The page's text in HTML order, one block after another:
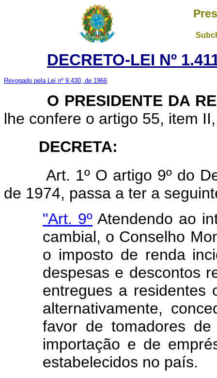
DECRETO-LEI Nº
Revogado pela Lei nº 9.430, de 1966
O PRESIDENTE DA
lhe confere o artigo 55, item
DECRETA:
Art. 1º O artigo 9º do
de 1974, passa a ter a
"Art. 9º Atendendo ao
cambial, o Conselho
o imposto de renda
despesas e descontos
entregues a residentes
alternativamente,
favor de tomadores de
importação e de
estabelecidos no país.